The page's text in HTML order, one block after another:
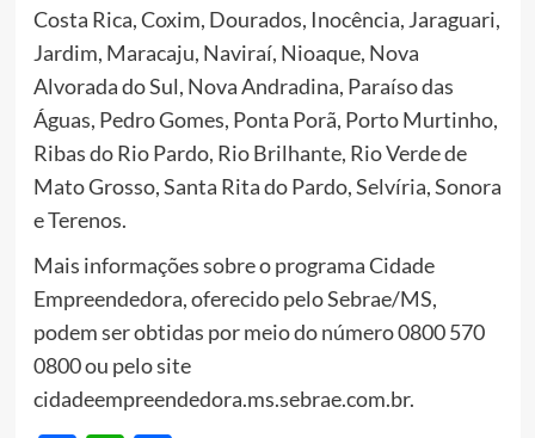
Costa Rica, Coxim, Dourados, Inocência, Jaraguari,
Jardim, Maracaju, Naviraí, Nioaque, Nova
Alvorada do Sul, Nova Andradina, Paraíso das
Águas, Pedro Gomes, Ponta Porã, Porto Murtinho,
Ribas do Rio Pardo, Rio Brilhante, Rio Verde de
Mato Grosso, Santa Rita do Pardo, Selvíria, Sonora
e Terenos.
Mais informações sobre o programa Cidade
Empreendedora, oferecido pelo Sebrae/MS,
podem ser obtidas por meio do número 0800 570
0800 ou pelo site
cidadeempreendedora.ms.sebrae.com.br.